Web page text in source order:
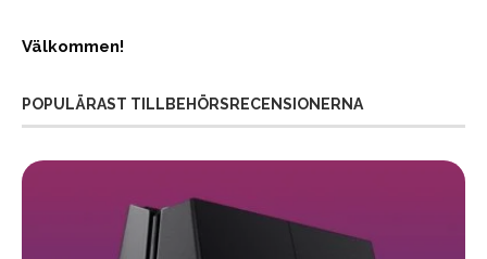
Välkommen!
POPULÄRAST TILLBEHÖRSRECENSIONERNA